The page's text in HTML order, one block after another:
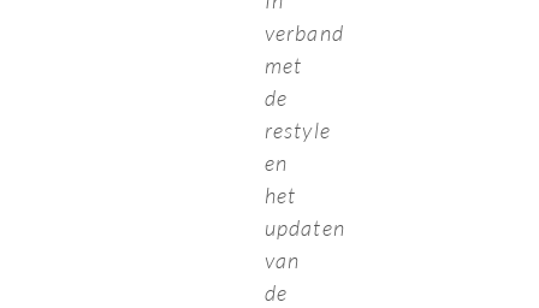
verband
met
de
restyle
en
het
updaten
van
de